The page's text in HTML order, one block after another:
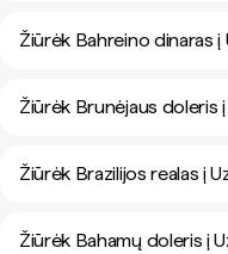
Žiūrėk Bahreino dinaras
Žiūrėk Brunėjaus doleris
Žiūrėk Brazilijos realas į
Žiūrėk Bahamų doleris į